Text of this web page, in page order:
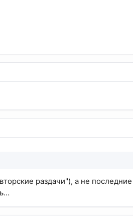
раздачи"), а не последние